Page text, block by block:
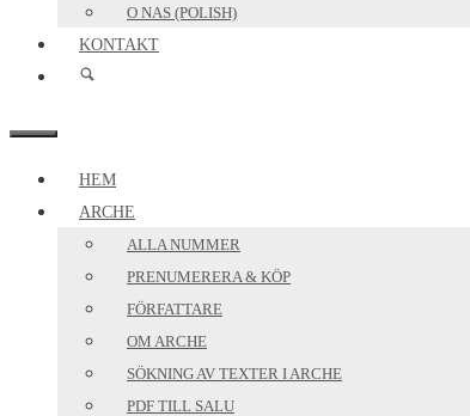
O NAS (POLISH)
KONTAKT
MENY
HEM
ARCHE
ALLA NUMMER
PRENUMERERA & KÖP
FÖRFATTARE
OM ARCHE
SÖKNING AV TEXTER I ARCHE
PDF TILL SALU